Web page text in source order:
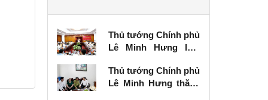
Thủ tướng Chính phủ
Lê Minh Hưng làm
vụ Tỉnh ủy Lạng Sơn
Thủ tướng Chính phủ
Lê Minh Hưng thăm,